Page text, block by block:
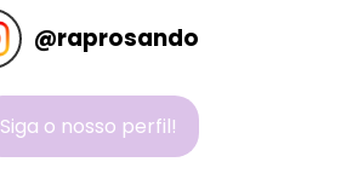
@raprosando
Siga o nosso perfil!